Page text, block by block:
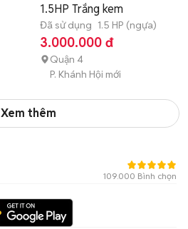
1.5HP Trắng kem
Đã sử dụng 1.5 HP (ngựa)
3.000.000 đ
Quận 4
P. Khánh Hội mới
Xem thêm
109.000 Bình chọn